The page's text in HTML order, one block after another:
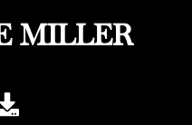
MILLER